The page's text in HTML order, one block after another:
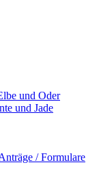
und Oder
und Jade
/ Formulare